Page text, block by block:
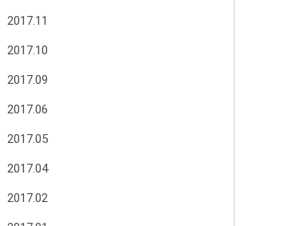
2017.11
2017.10
2017.09
2017.06
2017.05
2017.04
2017.02